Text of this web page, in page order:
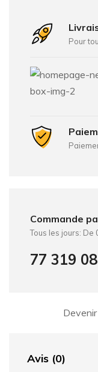
Pour
Commande
Tous les jours: De
77 319
Avis (0)